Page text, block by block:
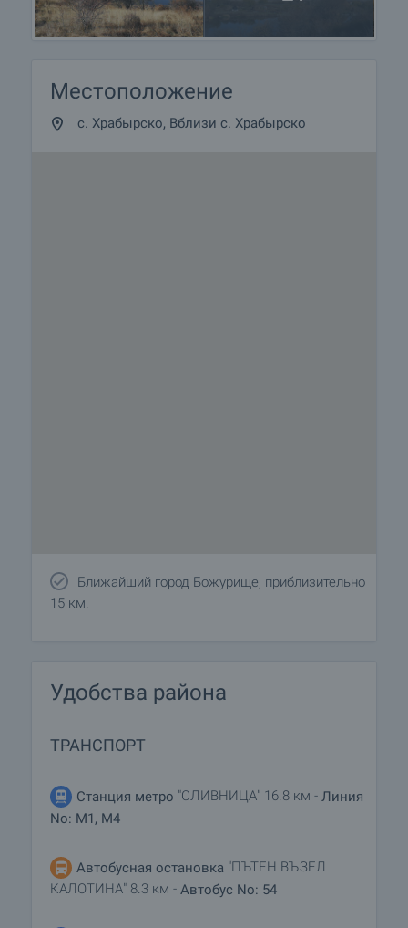
Местоположение
с. Храбырско, Вблизи с. Храбырско
Ближайший город Божурище, приблизительно
15 км.
Удобства района
ТРАНСПОРТ
Станция метро "СЛИВНИЦА" 16.8 км - Линия
No: M1, M4
Автобусная остановка "ПЪТЕН ВЪЗЕЛ
КАЛОТИНА" 8.3 км - Автобус No: 54